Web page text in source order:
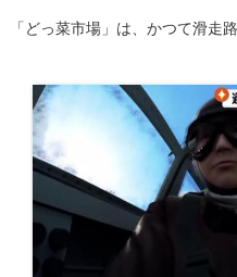
「どっ菜市場」は、かつて滑走